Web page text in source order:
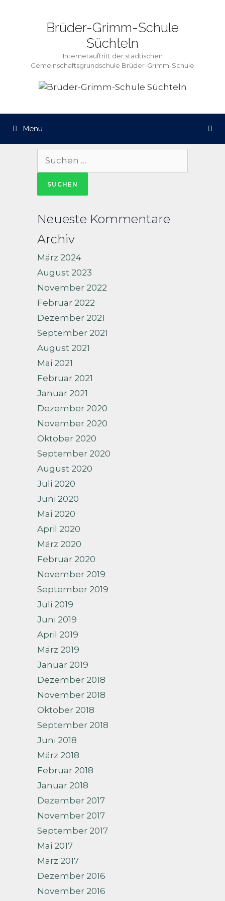
Brüder-Grimm-Schule
Süchteln
Internetauftritt der städtischen
Gemeinschaftsgrundschule Brüder-Grimm-Schule
Menü
Suche
Neueste Kommentare
Archiv
März 2024
August 2023
November 2022
Februar 2022
Dezember 2021
September 2021
August 2021
Mai 2021
Februar 2021
Januar 2021
Dezember 2020
November 2020
Oktober 2020
September 2020
August 2020
Juli 2020
Juni 2020
Mai 2020
April 2020
März 2020
Februar 2020
November 2019
September 2019
Juli 2019
Juni 2019
April 2019
März 2019
Januar 2019
Dezember 2018
November 2018
Oktober 2018
September 2018
Juni 2018
März 2018
Februar 2018
Januar 2018
Dezember 2017
November 2017
September 2017
Mai 2017
März 2017
Dezember 2016
November 2016